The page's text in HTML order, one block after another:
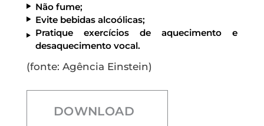
Não fume;
Evite bebidas alcoólicas;
Pratique exercícios de aquecimento e
desaquecimento vocal.​
(fonte: Agência Einstein)
DOWNLOAD